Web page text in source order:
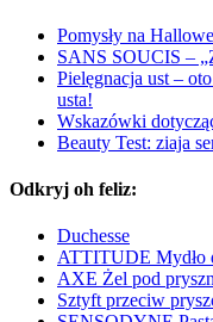
Pomysły na
SANS SOUCIS –
Pielęgnacja ust –
usta!
Wskazówki
Beauty Test: ziaja
Odkryj oh feliz:
Duchesse
ATTITUDE Mydło
AXE Żel pod
Sztyft przeciw